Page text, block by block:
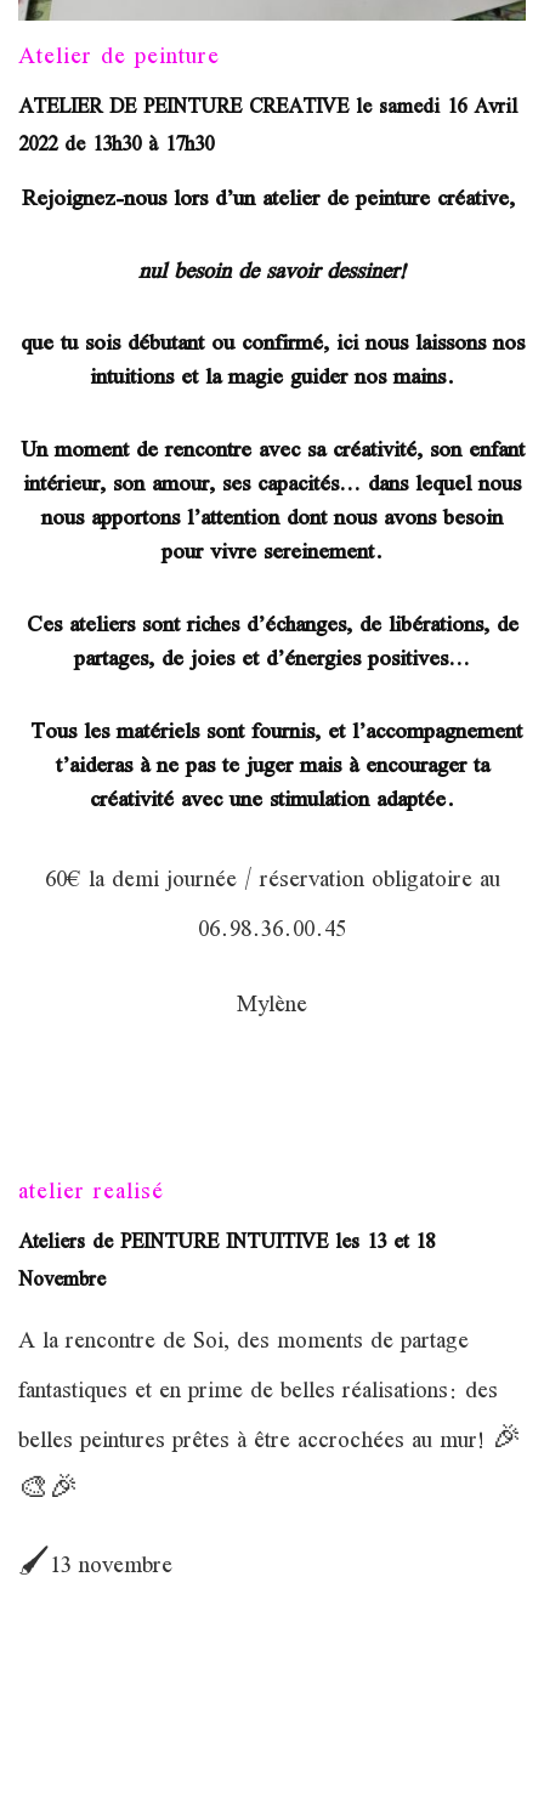
Atelier de peinture
ATELIER DE PEINTURE CREATIVE le samedi 16 Avril
2022 de 13h30 à 17h30
Rejoignez-nous lors d’un atelier de peinture créative,
nul besoin de savoir dessiner!
que tu sois débutant ou confirmé, ici nous laissons nos
intuitions et la magie guider nos mains.
Un moment de rencontre avec sa créativité, son enfant
intérieur, son amour, ses capacités… dans lequel nous
nous apportons l’attention dont nous avons besoin
pour vivre sereinement.
Ces ateliers sont riches d’échanges, de libérations, de
partages, de joies et d’énergies positives…
Tous les matériels sont fournis, et l’accompagnement
t’aideras à ne pas te juger mais à encourager ta
créativité avec une stimulation adaptée.
60€ la demi journée / réservation obligatoire au
06.98.36.00.45
Mylène
atelier realisé
Ateliers de PEINTURE INTUITIVE les 13 et 18
Novembre
A la rencontre de Soi, des moments de partage
fantastiques et en prime de belles réalisations: des
belles peintures prêtes à être accrochées au mur! 🎉
🎨🎉
🖌13 novembre